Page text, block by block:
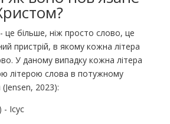
це більше, ніж просто слово, це
пристрій, в якому кожна літера
У даному випадку кожна літера
літерою слова в потужному
(Jensen, 2023):
Ісус